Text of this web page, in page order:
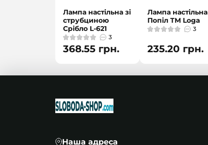
Лампа настільна зі
струбциною
Срібло L-621
3
368.55 грн.
Лампа настільна
Попіл ТМ Loga
3
235.20 грн.
Наша адреса